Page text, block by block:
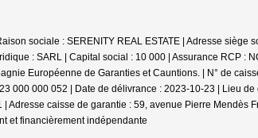
sociale : SERENITY REAL ESTATE | Adresse siège
: SARL | Capital social : 10 000 | Assurance RCP :
Européenne de Garanties et Cauntions. | N° de
000 000 052 | Date de délivrance : 2023-10-23 | Lieu
caisse de garantie : 59, avenue Pierre Mendès
et financièrement indépendante